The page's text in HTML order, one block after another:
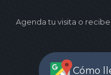
Agenda tu visita o
Cómo